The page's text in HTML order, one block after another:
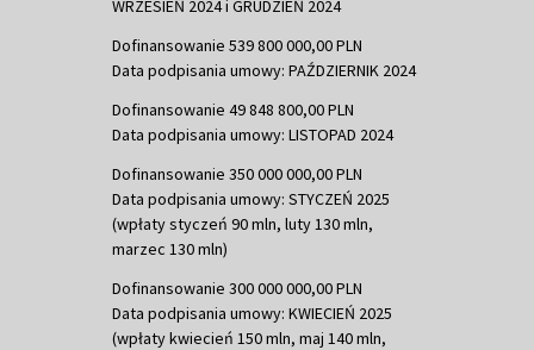
WRZESIEŃ 2024 i GRUDZIEŃ 2024
Dofinansowanie 539 800 000,00 PLN
Data podpisania umowy: PAŹDZIERNIK 2024
Dofinansowanie 49 848 800,00 PLN
Data podpisania umowy: LISTOPAD 2024
Dofinansowanie 350 000 000,00 PLN
Data podpisania umowy: STYCZEŃ 2025
(wpłaty styczeń 90 mln, luty 130 mln,
marzec 130 mln)
Dofinansowanie 300 000 000,00 PLN
Data podpisania umowy: KWIECIEŃ 2025
(wpłaty kwiecień 150 mln, maj 140 mln,